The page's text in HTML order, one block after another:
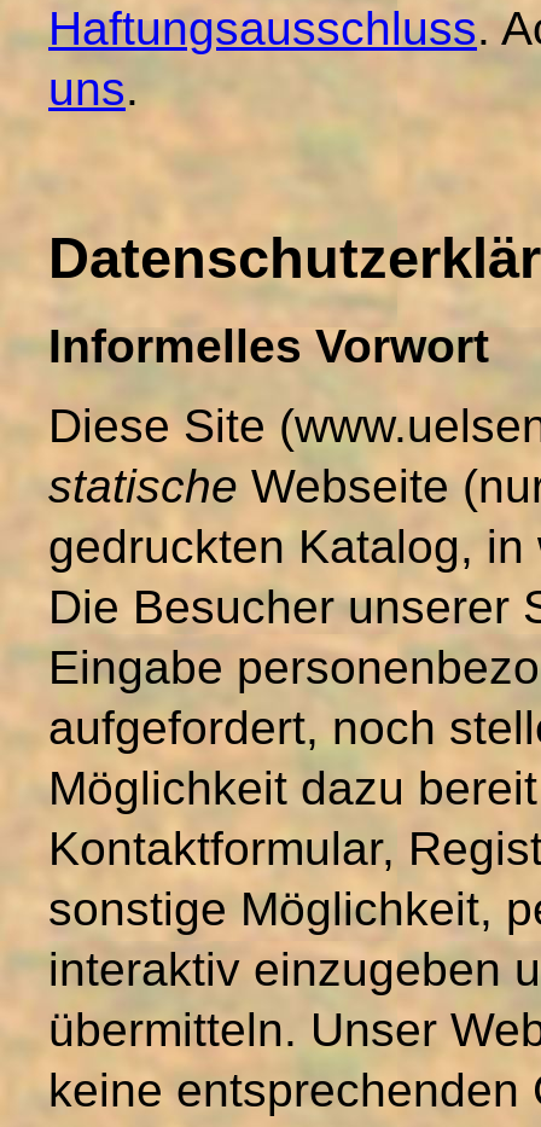
Haftungsausschluss.
uns.
Informelles Vorwort
Diese Site
statische Webseite
gedruckten Katalog,
Die Besucher unserer
Eingabe
aufgefordert, noch
Möglichkeit dazu
Kontaktformular,
sonstige Möglichkeit,
interaktiv einzugeben
übermitteln. Unser
keine entsprechenden